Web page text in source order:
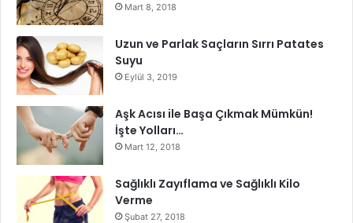
Kısa tulumlar üzerine, tulum boyu giyilen gömleklerin yanı
sıra, gömlek elbiseler bu senenin de trendi. Sade, şık olan
gömlek elbiseler; konvers ile kullanılarak şıklık ile sporu
harmanlayabilirsiniz.
gömlek kombini
Kadın Gömlek Kombini Nasıl Yapılır
Kıyafetleri Doğru Kombinleme
Mart 8, 2018
Uzun ve Parlak Saçların Sırrı Patates
Suyu
Eylül 3, 2019
Aşk Acısı ile Başa Çıkmak Mümkün!
İşte Yolları…
Mart 12, 2018
Sağlıklı Zayıflama ve Sağlıklı Kilo
Verme
Şubat 27, 2018